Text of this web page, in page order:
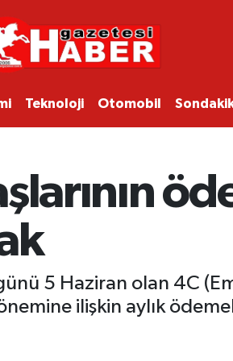
Teknoloji Otomobil
5 Haziran olan 4C
ilişkin aylık